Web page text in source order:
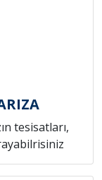
tesisatları,